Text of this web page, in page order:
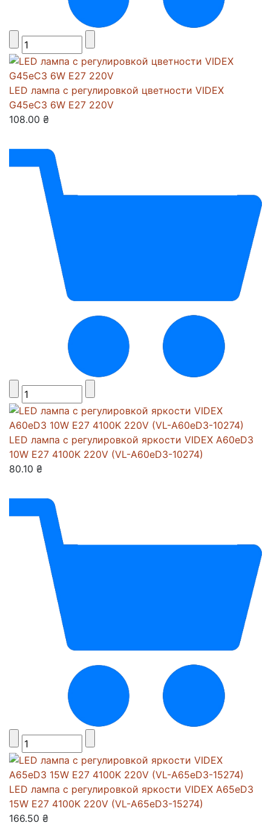
LED лампа с регулировкой цветности VIDEX
G45eC3 6W E27 220V
108.00 ₴
LED лампа с регулировкой яркости VIDEX A60eD3
10W E27 4100K 220V (VL-A60eD3-10274)
80.10 ₴
LED лампа с регулировкой яркости VIDEX A65eD3
15W E27 4100K 220V (VL-A65eD3-15274)
166.50 ₴